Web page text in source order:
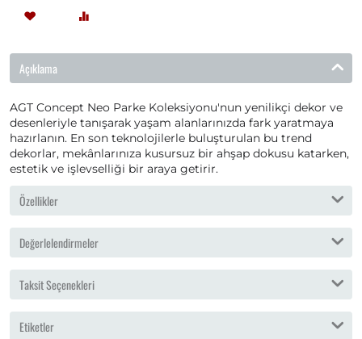
Açıklama
AGT Concept Neo Parke Koleksiyonu'nun yenilikçi dekor ve
desenleriyle tanışarak yaşam alanlarınızda fark yaratmaya
hazırlanın. En son teknolojilerle buluşturulan bu trend
dekorlar, mekânlarınıza kusursuz bir ahşap dokusu katarken,
estetik ve işlevselliği bir araya getirir.
Özellikler
Değerlelendirmeler
Taksit Seçenekleri
Etiketler